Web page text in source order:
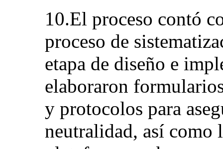
10.El proceso contó
proceso de
etapa de diseño e
elaboraron
y protocolos para
neutralidad, así como